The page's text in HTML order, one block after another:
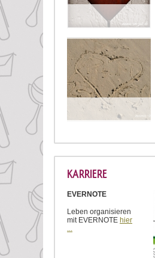
KARRIERE
EVERNOTE
Leben organisieren
mit EVERNOTE hier
...